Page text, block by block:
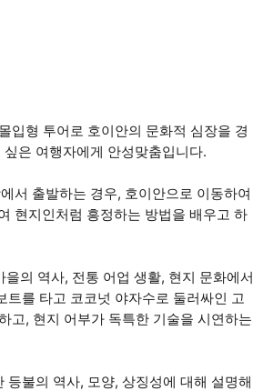
입형 투어로 호이안의 문화적 심장을 경
은 여행자에게 안성맞춤입니다.
서 출발하는 경우, 호이안으로 이동하여
현지인처럼 흥정하는 방법을 배우고 하
의 역사, 전통 어업 생활, 현지 문화에서
를 타고 코코넛 야자수로 둘러싸인 고
고, 현지 어부가 독특한 기술을 시연하는
불의 역사, 모양, 상징성에 대해 설명해